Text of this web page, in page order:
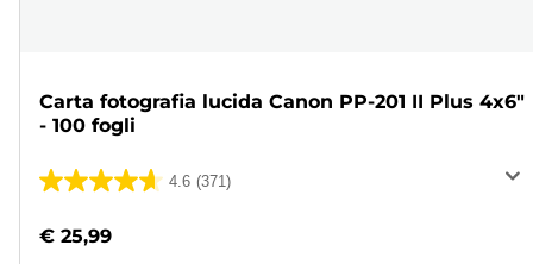
Carta fotografia lucida Canon PP-201 II Plus 4x6"
- 100 fogli
4.6 (371)
4.6
5
€ 25,99